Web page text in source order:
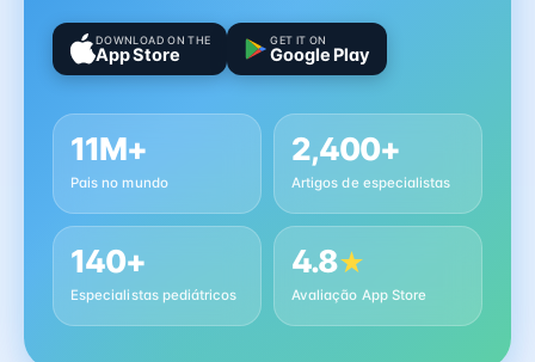
DOWNLOAD ON THE
App Store
GET IT ON
Google Play
11M+
Pais no mundo
2,400+
Artigos de especialistas
140+
Especialistas pediátricos
4.8★
Avaliação App Store